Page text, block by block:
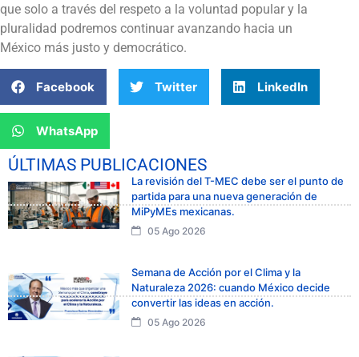
que solo a través del respeto a la voluntad popular y la
pluralidad podremos continuar avanzando hacia un
México más justo y democrático.
Facebook Twitter LinkedIn
WhatsApp
ÚLTIMAS PUBLICACIONES
La revisión del T-MEC debe ser el punto de
partida para una nueva generación de
MiPyMEs mexicanas.
05 Ago 2026
Semana de Acción por el Clima y la
Naturaleza 2026: cuando México decide
convertir las ideas en acción.
05 Ago 2026